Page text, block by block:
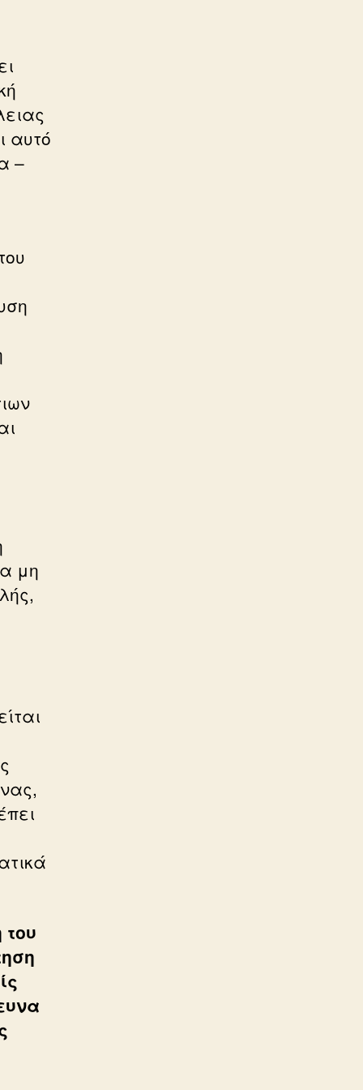
αυτό
–
μη